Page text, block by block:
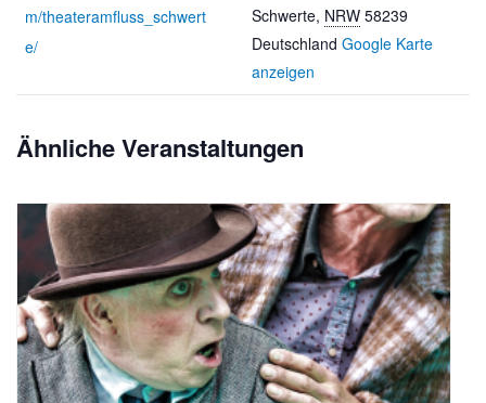
Schwerte, NRW 58239
Deutschland Google Karte
anzeigen
m/theateramfluss_schwert
e/
Ähnliche Veranstaltungen